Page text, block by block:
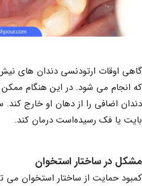
گاهی اوقات ارتودنسی دندان های
که انجام می شود. در این هنگام
دندان اضافی را از دهان او خارج
بایت یا فک رسیده‌است درمان کند.
مشکل در ساختار استخوان
کمبود حمایت از ساختار استخوان می